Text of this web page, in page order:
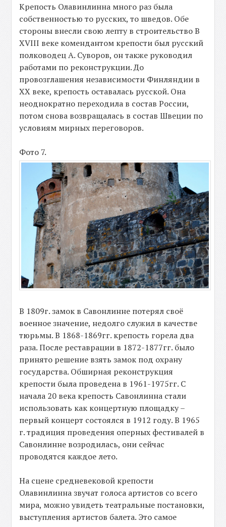
Крепость Олавинлинна много раз была
собственностью то русских, то шведов. Обе
стороны внесли свою лепту в строительство В
XVIII веке комендантом крепости был русский
полководец А. Суворов, он также руководил
работами по реконструкции. До
провозглашения независимости Финляндии в
XX веке, крепость оставалась русской. Она
неоднократно переходила в состав России,
потом снова возвращалась в состав Швеции по
условиям мирных переговоров.
Фото 7.
В 1809г. замок в Савонлинне потерял своё
военное значение, недолго служил в качестве
тюрьмы. В 1868-1869гг. крепость горела два
раза. После реставрации в 1872-1877гг. было
принято решение взять замок под охрану
государства. Обширная реконструкция
крепости была проведена в 1961-1975гг. С
начала 20 века крепость Савонлинна стали
использовать как концертную площадку –
первый концерт состоялся в 1912 году. В 1965
г. традиция проведения оперных фестивалей в
Савонлинне возродилась, они сейчас
проводятся каждое лето.
На сцене средневековой крепости
Олавинлинна звучат голоса артистов со всего
мира, можно увидеть театральные постановки,
выступления артистов балета. Это самое